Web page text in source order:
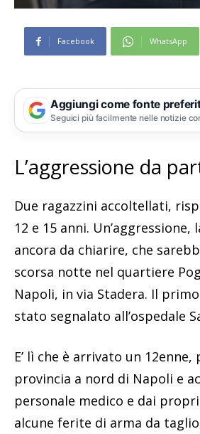
Facebook WhatsApp
Aggiungi come fonte
Seguici più facilmente nelle notizie
L’aggressione da
Due ragazzini accoltellati,
12 e 15 anni. Un’aggressione,
ancora da chiarire, che
scorsa notte nel quartiere
Napoli, in via Stadera. Il
stato segnalato all’ospedale
E’ lì che è arrivato un
provincia a nord di Napoli e
personale medico e dai
alcune ferite di arma da